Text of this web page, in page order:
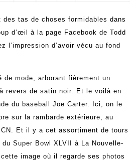
tas de choses formidables dans
d’œil à la page Facebook de Todd
l’impression d’avoir vécu au fond
de mode, arborant fièrement un
revers de satin noir. Et le voilà en
du baseball Joe Carter. Ici, on le
sur la rambarde extérieure, au
Et il y a cet assortiment de tours
Super Bowl XLVII à La Nouvelle-
image où il regarde ses photos